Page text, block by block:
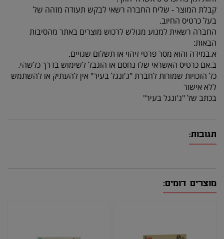
קבלת המוצר - שליח החברה רשאי לבקש תעודה מזהה של
בעל כרטיס החיוב.
החברה רשאית למנוע מגולש לרכוש מוצרים באתר מהסיבות
הבאות:
א.במידה והוא מסר פרטי זיהוי או תשלום שגויים.
ב.אם כרטיס האשראי שלו נחסם או הוגבל לשימוש בדרך כלשהי.
כל הזכויות שמורות לחברת "ג'ונגל בעיר" אין להעתיק או להשתמש
ללא אישור
בכתב של "ג'ונגל בעיר"
תגובות:
מוצרים דומים: